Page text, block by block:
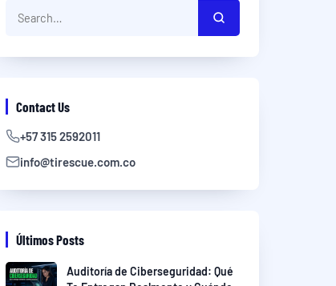
Contact Us
+57 315 2592011
info@tirescue.com.co
Últimos Posts
Auditoría de Ciberseguridad: Qué